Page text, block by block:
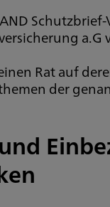
a.G
Rat auf
der